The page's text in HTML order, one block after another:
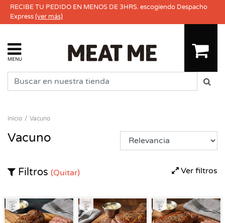
RECIBE TU PEDIDO EN MENOS DE 3HRS. escogiendo Despacho
Express(ver más)
MENU
Inicio Vacuno
Vacuno
Ver filtros
Filtros (Quitar)
Fresco Fresco Fresco